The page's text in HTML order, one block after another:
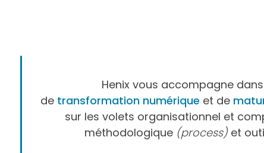
Henix vous accompagne
de transformation numérique et de
sur les volets organisationnel et
méthodologique (process)et